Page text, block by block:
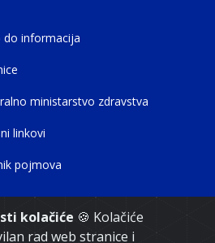
kolačiće 🍪 Kolačiće
rad web stranice i
do informacija
ministarstvo zdravstva
linkovi
pojmova